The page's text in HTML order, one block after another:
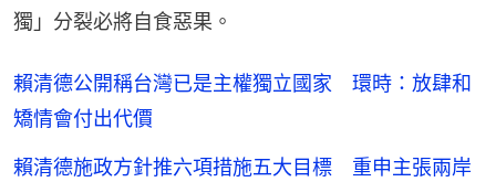
獨」分裂必將自食惡果。
賴清德公開稱台灣已是主權獨立國家 環時：放肆和
矯情會付出代價
賴清德施政方針推六項措施五大目標 重申主張兩岸